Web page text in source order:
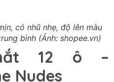
có nhũ nhẹ, độ lên màu
bình (Ảnh: shopee.vn)
12 ô –
Nudes